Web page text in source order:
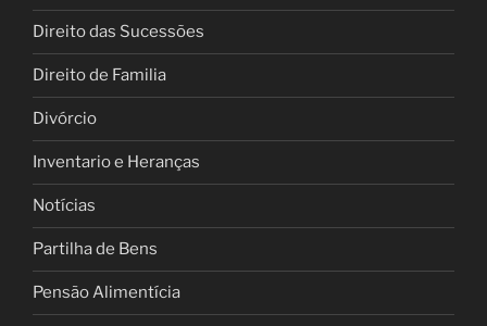
Direito das Sucessões
Direito de Familia
Divórcio
Inventario e Heranças
Notícias
Partilha de Bens
Pensão Alimentícia